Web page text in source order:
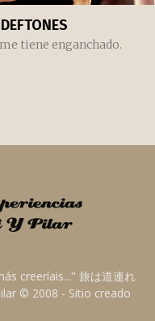
tiene enganchado.
creeríais..." 旅は道連れ
© 2008 - Sitio creado